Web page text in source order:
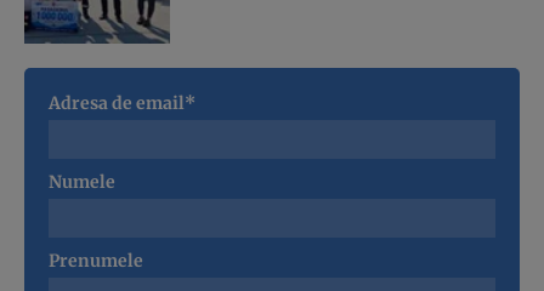
Adresa de email*
Numele
Prenumele